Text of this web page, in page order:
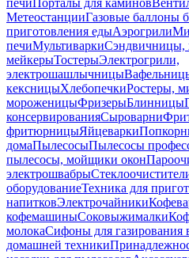
печиПорталы для каминов
МетеостанцииГазовые баллоны
приготовления едыАэрогрили
печиМультиваркиСэндвичницы,
мейкерыТостерыЭлектрогрили,
электрошашлычницы
кексницыХлебопечкиРостеры,
мороженицыФризерыБлинницы
консервированияСыроварни
фритюрницыЯйцеварки
домаПылесосыПылесосы
пылесосы, мойщики окон
электрошвабры
оборудованиеТехника для
напитковЭлектрочайники
кофемашиныСоковыжималки
молокаСифоны для газирования
домашней техники